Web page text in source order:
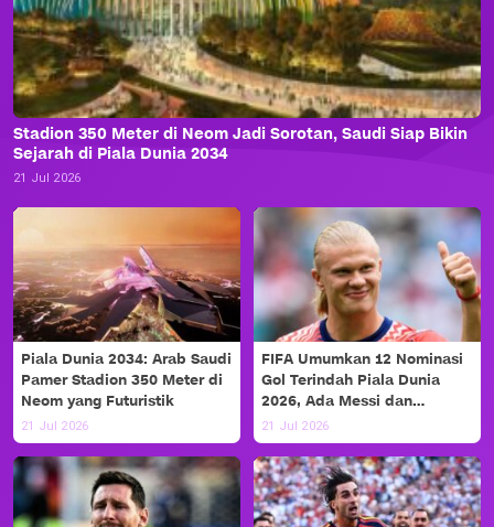
Stadion 350 Meter di Neom Jadi Sorotan, Saudi Siap Bikin
Sejarah di Piala Dunia 2034
21 Jul 2026
Piala Dunia 2034: Arab Saudi
Pamer Stadion 350 Meter di
Neom yang Futuristik
21 Jul 2026
FIFA Umumkan 12 Nominasi
Gol Terindah Piala Dunia
2026, Ada Messi dan
Haaland!
21 Jul 2026